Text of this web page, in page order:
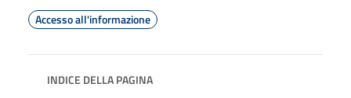
Accesso all'informazione
INDICE DELLA PAGINA